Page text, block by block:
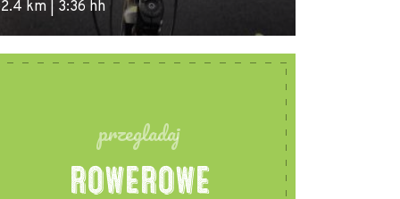
km | 3:36 hh
przegladaj
ROWEROWE